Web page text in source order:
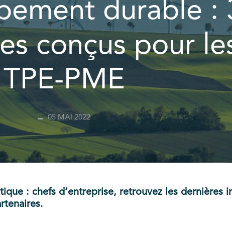
durable :
conçus pour
TPE-PME
05 MAI 2022
: chefs d’entreprise, retrouvez les dernières